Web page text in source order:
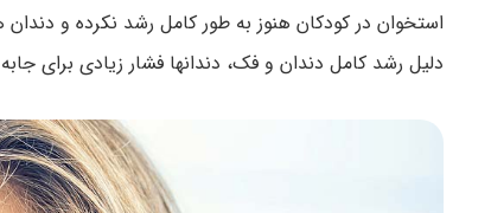
استخوان در کودکان هنوز به طور کامل رشد نکرده و
دلیل رشد کامل دندان و فک، دندانها فشار زیادی برای